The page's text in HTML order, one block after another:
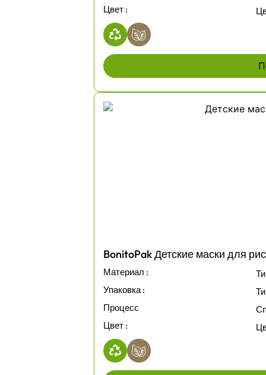
Цвет :
BonitoPak Детские маски для
Материал :
Упаковка :
Процесс
Цвет :